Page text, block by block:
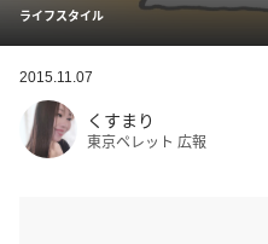
ライフスタイル
2015.11.07
くすまり
東京ペレット 広報